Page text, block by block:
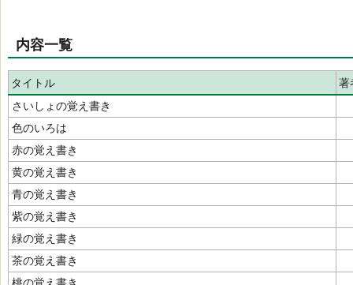
内容一覧
タイトル
著
さいしょの覚え書き
色のいろは
赤の覚え書き
黄の覚え書き
青の覚え書き
紫の覚え書き
緑の覚え書き
茶の覚え書き